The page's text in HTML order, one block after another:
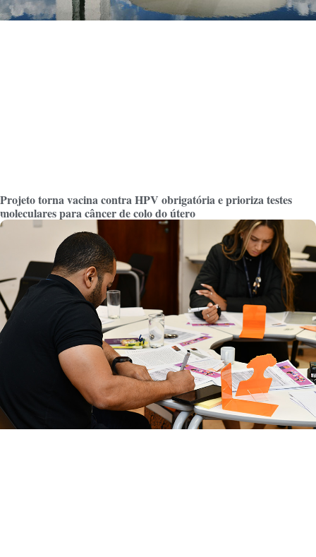
Projeto torna vacina contra HPV obrigatória e prioriza testes
moleculares para câncer de colo do útero